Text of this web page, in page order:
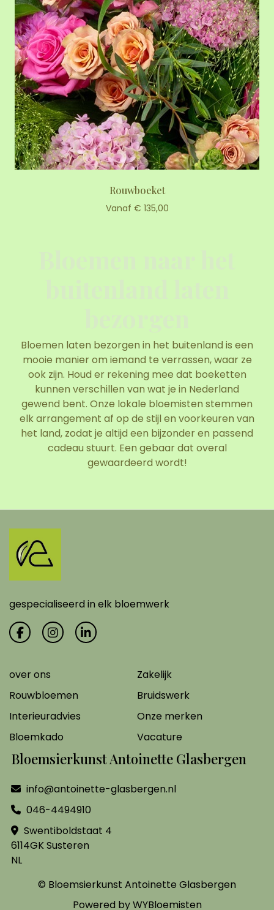
Rouwboeket
Vanaf € 135,00
Bloemen laten bezorgen in het buitenland is een
mooie manier om iemand te verrassen, waar ze
ook zijn. Houd er rekening mee dat boeketten
kunnen verschillen van wat je in Nederland
gewend bent. Onze lokale bloemisten stemmen
elk arrangement af op de stijl en voorkeuren van
het land, zodat je altijd een bijzonder en passend
cadeau stuurt. Een gebaar dat overal
gewaardeerd wordt!
gespecialiseerd in elk bloemwerk
over ons
Zakelijk
Rouwbloemen
Bruidswerk
Interieuradvies
Onze merken
Bloemkado
Vacature
Bloemsierkunst Antoinette Glasbergen
info@antoinette-glasbergen.nl
046-4494910
Swentiboldstaat 4
6114GK Susteren
NL
© Bloemsierkunst Antoinette Glasbergen
Powered byWYBloemisten